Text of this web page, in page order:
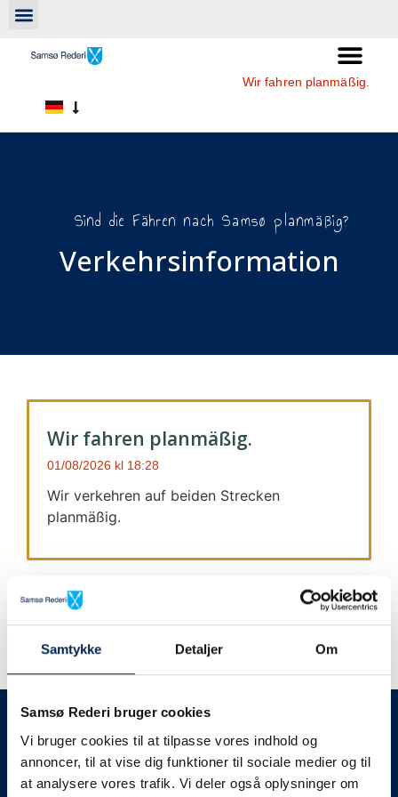
Samtykke Detaljer Om
Samsø Rederi bruger cookies
Vi bruger cookies til at tilpasse vores indhold og
annoncer, til at vise dig funktioner til sociale medier og til
at analysere vores trafik. Vi deler også oplysninger om
Wir fahren planmäßig.
Sind die Fähren nach Samsø planmäßig?
Verkehrsinformation​
Wir fahren planmäßig.
01/08/2026 18:28
Wir verkehren auf beiden Strecken
planmäßig.
Wir geben immer Bescheid
Wir werden Sie